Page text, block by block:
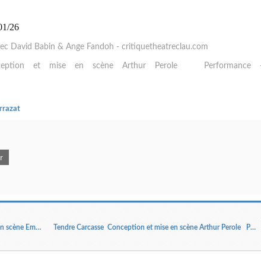
26
David Babin & Ange Fandoh - critiquetheatreclau.com
et mise en scène Arthur Perole Performance
L'Ange au foyer. Texte et mise en scène Emma Dante Tendre Carcasse Conception et mise en scène Arthur Perole Performance